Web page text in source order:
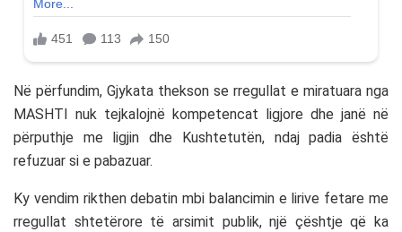
Në përfundim, Gjykata thekson se rregullat e miratuara nga
MASHTI nuk tejkalojnë kompetencat ligjore dhe janë në
përputhje me ligjin dhe Kushtetutën, ndaj padia është
refuzuar si e pabazuar.
Ky vendim rikthen debatin mbi balancimin e lirive fetare me
rregullat shtetërore të arsimit publik, një çështje që ka